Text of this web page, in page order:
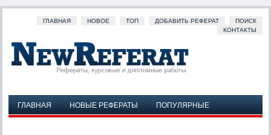
ГЛАВНАЯ НОВОЕ ТОП ДОБАВИТЬ РЕФЕРАТ
ПОИСК
КОНТАКТЫ
ГЛАВНАЯ НОВЫЕ РЕФЕРАТЫ
ПОПУЛЯРНЫЕ